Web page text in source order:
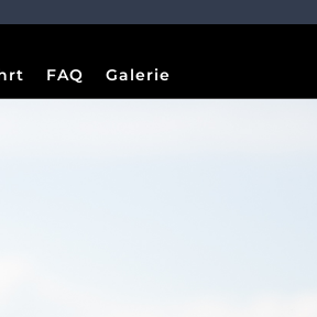
FAQ Galerie